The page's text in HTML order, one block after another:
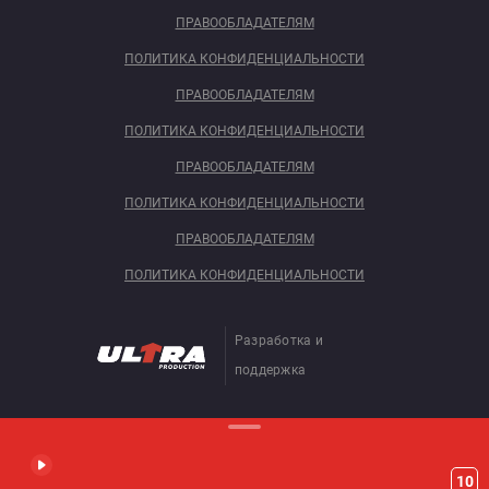
ПРАВООБЛАДАТЕЛЯМ
ПОЛИТИКА КОНФИДЕНЦИАЛЬНОСТИ
ПРАВООБЛАДАТЕЛЯМ
ПОЛИТИКА КОНФИДЕНЦИАЛЬНОСТИ
ПРАВООБЛАДАТЕЛЯМ
ПОЛИТИКА КОНФИДЕНЦИАЛЬНОСТИ
ПРАВООБЛАДАТЕЛЯМ
ПОЛИТИКА КОНФИДЕНЦИАЛЬНОСТИ
Разработка и
поддержка
10